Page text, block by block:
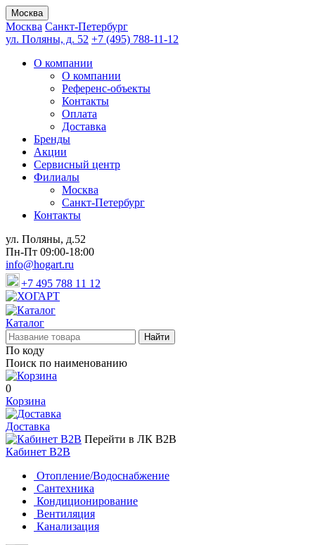
Москва
Москва Санкт-Петербург
ул. Поляны, д. 52 +7 (495) 788-11-12
О компании
О компании
Референс-объекты
Контакты
Оплата
Доставка
Бренды
Акции
Сервисный центр
Филиалы
Москва
Санкт-Петербург
Контакты
ул. Поляны, д.52
Пн-Пт 09:00-18:00
info@hogart.ru
+7 495 788 11 12
Каталог
Найти
По коду
Поиск по наименованию
0
Корзина
Доставка
Перейти в ЛК B2B
Кабинет B2B
Отопление/Водоснабжение
Сантехника
Кондиционирование
Вентиляция
Канализация